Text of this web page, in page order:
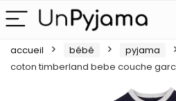
accueil bébé pyjama
coton timberland bebe couche